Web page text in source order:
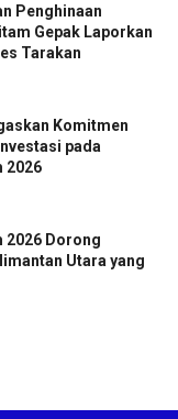
Penghinaan
Gepak Laporkan
Tarakan
Komitmen
pada
2026
2026 Dorong
Utara yang